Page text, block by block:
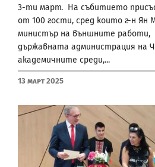
3-ти март. На събитието
от 100 гости, сред които г-н Ян
министър на външните работи,
държавната администрация на
академичните среди,...
13 Март 2025